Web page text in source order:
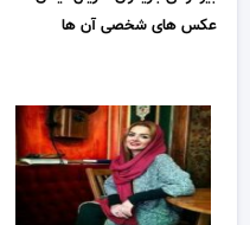
عکس های شخصی آن ها